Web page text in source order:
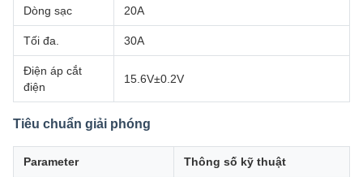
Dòng sạc 20A
Tối đa. 30A
Điện áp cắt
điện
15.6V±0.2V
Tiêu chuẩn giải phóng
Parameter Thông số kỹ thuật